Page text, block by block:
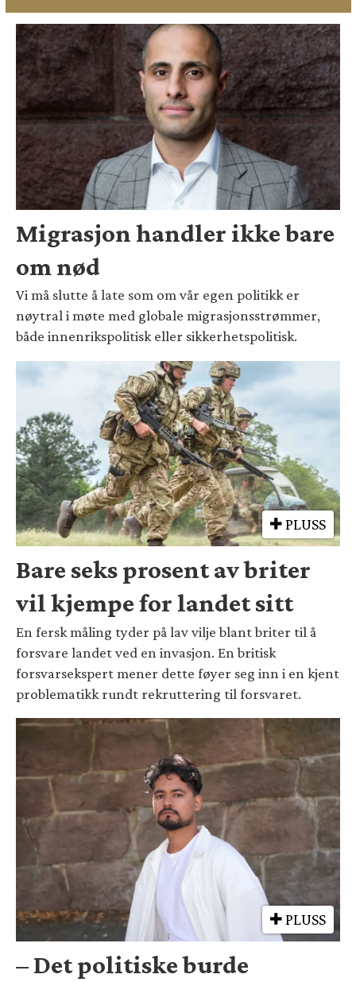
Migrasjon handler ikke bare
om nød
Vi må slutte å late som om vår egen politikk er
nøytral i møte med globale migrasjonsstrømmer,
både innenrikspolitisk eller sikkerhetspolitisk.
PLUSS
Bare seks prosent av briter
vil kjempe for landet sitt
En fersk måling tyder på lav vilje blant briter til å
forsvare landet ved en invasjon. En britisk
forsvarsekspert mener dette føyer seg inn i en kjent
problematikk rundt rekruttering til forsvaret.
PLUSS
– Det politiske burde